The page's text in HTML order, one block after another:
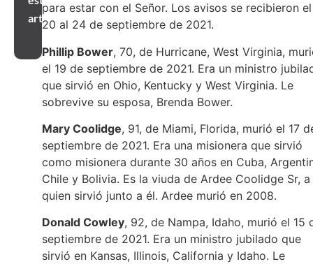
artículo
para estar con el Señor. Los avisos se recibieron el
20 al 24 de septiembre de 2021.
Phillip Bower, 70, de Hurricane, West Virginia,
el 19 de septiembre de 2021. Era un ministro
que sirvió en Ohio, Kentucky y West Virginia. Le
sobrevive su esposa, Brenda Bower.
Mary Coolidge, 91, de Miami, Florida, murió el 17
septiembre de 2021. Era una misionera que sirvió
como misionera durante 30 años en Cuba,
Chile y Bolivia. Es la viuda de Ardee Coolidge Sr, a
quien sirvió junto a él. Ardee murió en 2008.
Donald Cowley, 92, de Nampa, Idaho, murió el 15
septiembre de 2021. Era un ministro jubilado que
sirvió en Kansas, Illinois, California y Idaho. Le